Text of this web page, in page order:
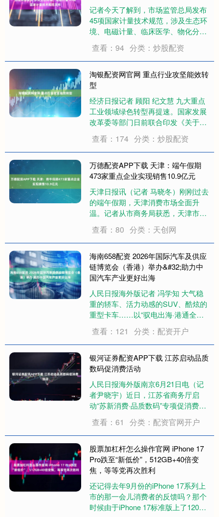
记者今天了解到，市场监管总局发布
45项国家计量技术规范，涉及生态环
境、电磁计量、临床医学、物化分析
《环境空气二氧化碳高精度监测仪检
定系统表》首次建立了“计量基准—计
量标准—工作计量器具”的完整量值传
递体系，....
查看：94 分类：炒股配资
淘银配资网官网 重点行业攻坚能效转
型
经济日报记者 顾阳 纪文慧 九大重点
工业领域绿色转型再提速。国家发展
改革委等部门日前联合印发《关于开
动的通知》（以下简称《通知》），
聚焦钢铁、电解铝、水泥、平板玻
璃、炼油、乙烯、合成氨、甲醇、煤
电9个重点行业....
查看：174 分类：炒股配资
万德配资APP下载 天津：端午假期
473家重点企业实现销售10.9亿元
天津日报讯（记者 马晓冬）刚刚过去
的端午假期，天津消费市场全面升
温。记者从市商务局获悉，天津市重
天累计实现销售额10.9亿元，同比增
长1.2%；累计客流量达798万人次，
同比增长4.4%。 传统民俗为假日....
查看：80 分类：天创网
海南658配资 2026年国际汽车及供应
链博览会（香港）举办&#32;助力中
国汽车产业更好出海
人民日报海外版记者 冯学知 大气稳
重的轿车、活力动感的SUV、酷炫的
重型卡车……以“驭电出海·港通全
链博览会（香港）近日开幕，众多国
产汽车厂商携旗下新款汽车参展，智
能驾驶、动力电池及创新能源解决方
案等多领....
查看：121 分类：配资开户
银河证券配资APP下载 江苏启动品质
数码促消费活动
人民日报海外版南京6月21日电（记
者尹晓宇）近日，江苏省商务厅启
动“苏新消费·品质数码”专项促消费活
动，符合条件的消费者购买单价6000
元以上手机，最高可申领千元消费补
贴。 本次数码补贴定向惠及高端手机
消费，消费者在江苏省内活动商户选
购单件....
查看：61 分类：配资官网开户
股票加杠杆怎么操作官网 iPhone 17
Pro跌至“新低价”，512GB+40倍变
焦，等等党再次胜利
还记得去年9月份的iPhone 17系列上
市的那一会儿消费者的反馈吗？那个
时候由于iPhone 17标准版上了120Hz